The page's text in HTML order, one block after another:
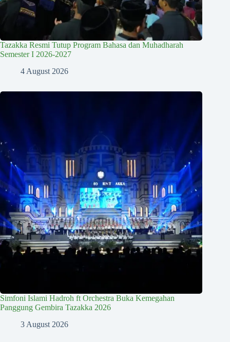
Tazakka Resmi Tutup Program Bahasa dan Muhadharah
Semester I 2026-2027
4 August 2026
Simfoni Islami Hadroh ft Orchestra Buka Kemegahan
Panggung Gembira Tazakka 2026
3 August 2026